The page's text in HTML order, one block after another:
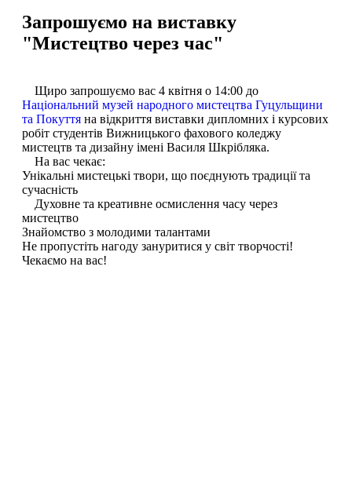
Запрошуємо на виставку
"Мистецтво через час"
Щиро запрошуємо вас 4 квітня о 14:00 до
Національний музей народного мистецтва Гуцульщини
та Покуття на відкриття виставки дипломних і курсових
робіт студентів Вижницького фахового коледжу
мистецтв та дизайну імені Василя Шкрібляка.
На вас чекає:
Унікальні мистецькі твори, що поєднують традиції та
сучасність
Духовне та креативне осмислення часу через
мистецтво
Знайомство з молодими талантами
Не пропустіть нагоду зануритися у світ творчості!
Чекаємо на вас!